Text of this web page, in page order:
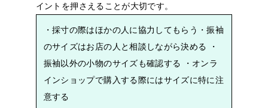
イントを押さえることが大切です。
・採寸の際はほかの人に協力してもらう ・振袖
のサイズはお店の人と相談しながら決める
・
振袖以外の小物のサイズも確認する
・オンラ
インショップで購入する際にはサイズに特に注
意する